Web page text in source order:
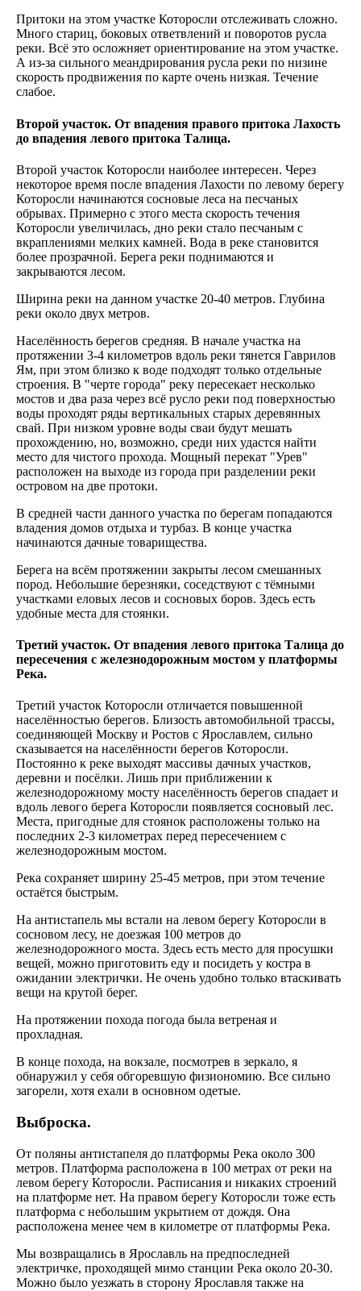
Притоки на этом участке Которосли отслеживать сложно.
Много стариц, боковых ответвлений и поворотов русла
реки. Всё это осложняет ориентирование на этом участке.
А из-за сильного меандрирования русла реки по низине
скорость продвижения по карте очень низкая. Течение
слабое.
Второй участок. От впадения правого притока Лахость
до впадения левого притока Талица.
Второй участок Которосли наиболее интересен. Через
некоторое время после впадения Лахости по левому берегу
Которосли начинаются сосновые леса на песчаных
обрывах. Примерно с этого места скорость течения
Которосли увеличилась, дно реки стало песчаным с
вкраплениями мелких камней. Вода в реке становится
более прозрачной. Берега реки поднимаются и
закрываются лесом.
Ширина реки на данном участке 20-40 метров. Глубина
реки около двух метров.
Населённость берегов средняя. В начале участка на
протяжении 3-4 километров вдоль реки тянется Гаврилов
Ям, при этом близко к воде подходят только отдельные
строения. В "черте города" реку пересекает несколько
мостов и два раза через всё русло реки под поверхностью
воды проходят ряды вертикальных старых деревянных
свай. При низком уровне воды сваи будут мешать
прохождению, но, возможно, среди них удастся найти
место для чистого прохода. Мощный перекат "Урев"
расположен на выходе из города при разделении реки
островом на две протоки.
В средней части данного участка по берегам попадаются
владения домов отдыха и турбаз. В конце участка
начинаются дачные товарищества.
Берега на всём протяжении закрыты лесом смешанных
пород. Небольшие березняки, соседствуют с тёмными
участками еловых лесов и сосновых боров. Здесь есть
удобные места для стоянки.
Третий участок. От впадения левого притока Талица до
пересечения с железнодорожным мостом у платформы
Река.
Третий участок Которосли отличается повышенной
населённостью берегов. Близость автомобильной трассы,
соединяющей Москву и Ростов с Ярославлем, сильно
сказывается на населённости берегов Которосли.
Постоянно к реке выходят массивы дачных участков,
деревни и посёлки. Лишь при приближении к
железнодорожному мосту населённость берегов спадает и
вдоль левого берега Которосли появляется сосновый лес.
Места, пригодные для стоянок расположены только на
последних 2-3 километрах перед пересечением с
железнодорожным мостом.
Река сохраняет ширину 25-45 метров, при этом течение
остаётся быстрым.
На антистапель мы встали на левом берегу Которосли в
сосновом лесу, не доезжая 100 метров до
железнодорожного моста. Здесь есть место для просушки
вещей, можно приготовить еду и посидеть у костра в
ожидании электрички. Не очень удобно только втаскивать
вещи на крутой берег.
На протяжении похода погода была ветреная и
прохладная.
В конце похода, на вокзале, посмотрев в зеркало, я
обнаружил у себя обгоревшую физиономию. Все сильно
загорели, хотя ехали в основном одетые.
Выброска.
От поляны антистапеля до платформы Река около 300
метров. Платформа расположена в 100 метрах от реки на
левом берегу Которосли. Расписания и никаких строений
на платформе нет. На правом берегу Которосли тоже есть
платформа с небольшим укрытием от дождя. Она
расположена менее чем в километре от платформы Река.
Мы возвращались в Ярославль на предпоследней
электричке, проходящей мимо станции Река около 20-30.
Можно было уезжать в сторону Ярославля также на